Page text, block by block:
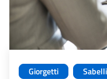
Giorgetti Sabelli